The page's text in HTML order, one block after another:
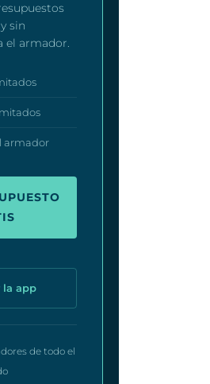
sin
el armador.
armador
la app
de todo el